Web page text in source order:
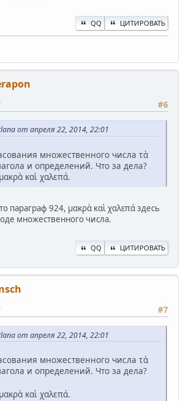
QQ ЦИТИРОВАТЬ
#6
от апреля 22, 2014, 22:01
множественного числа τὰ
и определений. Что за дела?
καὶ χαλεπά.
параграф 924, μακρὰ καὶ χαλεπά здесь
множественного числа.
QQ ЦИТИРОВАТЬ
#7
от апреля 22, 2014, 22:01
множественного числа τὰ
и определений. Что за дела?
καὶ χαλεπά.